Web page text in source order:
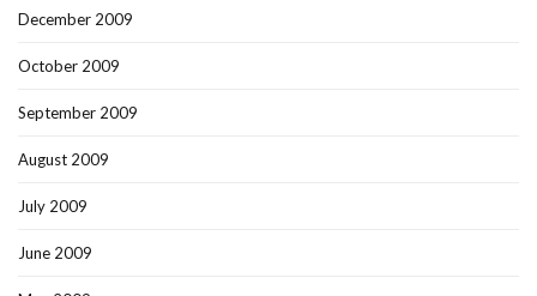
December 2009
October 2009
September 2009
August 2009
July 2009
June 2009